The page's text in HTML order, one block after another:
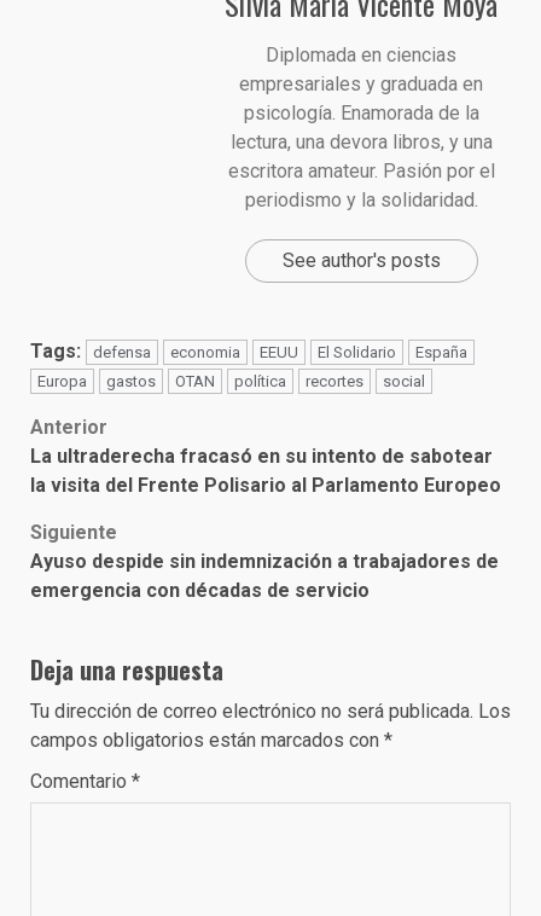
Diplomada en ciencias
empresariales y graduada en
psicología. Enamorada de la
lectura, una devora libros, y una
escritora amateur. Pasión por el
periodismo y la solidaridad.
See author's posts
Tags: defensa economia EEUU El Solidario
España
Europa
gastos OTAN política recortes social
Post
navigation
Anterior
La ultraderecha fracasó en su intento de sabotear
la visita del Frente Polisario al Parlamento Europeo
Siguiente
Ayuso despide sin indemnización a trabajadores de
emergencia con décadas de servicio
Deja una respuesta
Tu dirección de correo electrónico no será publicada. Los
campos obligatorios están marcados con *
Comentario *